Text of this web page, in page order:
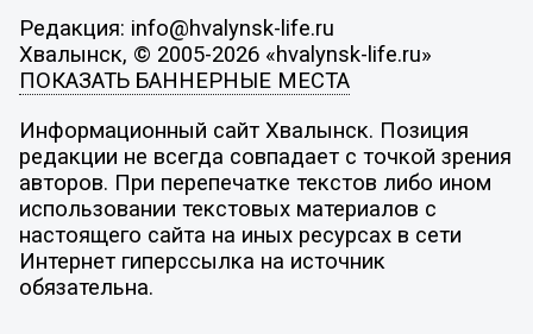
Редакция: info@hvalynsk-life.ru
Хвалынск, © 2005-2026 «hvalynsk-life.ru»
ПОКАЗАТЬ БАННЕРНЫЕ МЕСТА
Информационный сайт Хвалынск. Позиция
редакции не всегда совпадает с точкой зрения
авторов. При перепечатке текстов либо ином
использовании текстовых материалов с
настоящего сайта на иных ресурсах в сети
Интернет гиперссылка на источник
обязательна.